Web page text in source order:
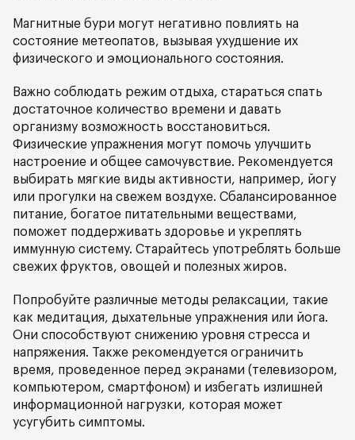
Магнитные бури могут негативно повлиять на
состояние метеопатов, вызывая ухудшение их
физического и эмоционального состояния.
Важно соблюдать режим отдыха, стараться спать
достаточное количество времени и давать
организму возможность восстановиться.
Физические упражнения могут помочь улучшить
настроение и общее самочувствие. Рекомендуется
выбирать мягкие виды активности, например, йогу
или прогулки на свежем воздухе. Сбалансированное
питание, богатое питательными веществами,
поможет поддерживать здоровье и укреплять
иммунную систему. Старайтесь употреблять больше
свежих фруктов, овощей и полезных жиров.
Попробуйте различные методы релаксации, такие
как медитация, дыхательные упражнения или йога.
Они способствуют снижению уровня стресса и
напряжения. Также рекомендуется ограничить
время, проведенное перед экранами (телевизором,
компьютером, смартфоном) и избегать излишней
информационной нагрузки, которая может
усугубить симптомы.